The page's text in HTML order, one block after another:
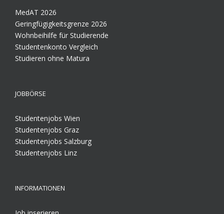
MedAT 2026
Geringfügigkeitsgrenze 2026
Wohnbeihilfe für Studierende
Studentenkonto Vergleich
Studieren ohne Matura
JOBBÖRSE
Studentenjobs Wien
Studentenjobs Graz
Studentenjobs Salzburg
Studentenjobs Linz
INFORMATIONEN